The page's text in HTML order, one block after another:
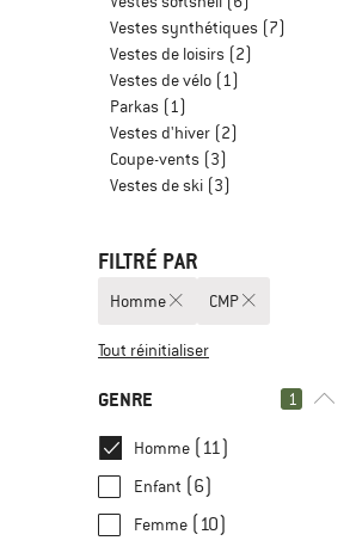
Vestes synthétiques (7)
Vestes de loisirs (2)
Vestes de vélo (1)
Parkas (1)
Vestes d'hiver (2)
Coupe-vents (3)
Vestes de ski (3)
FILTRÉ PAR
Homme CMP
Tout réinitialiser
GENRE 1
Homme (11)
Enfant (6)
Femme (10)